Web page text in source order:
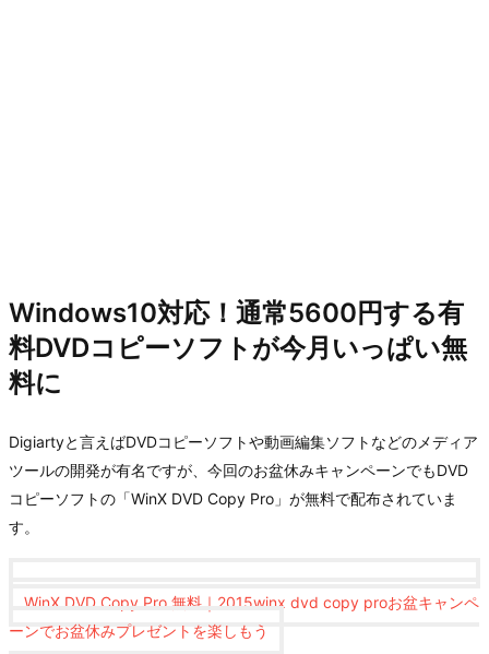
Windows10対応！通常5600円する有
料DVDコピーソフトが今月いっぱい無
料に
Digiartyと言えばDVDコピーソフトや動画編集ソフトなどのメディア
ツールの開発が有名ですが、今回のお盆休みキャンペーンでもDVD
コピーソフトの「WinX DVD Copy Pro」が無料で配布されていま
す。
WinX DVD Copy Pro 無料｜2015winx dvd copy proお盆キャンペ
ーンでお盆休みプレゼントを楽しもう